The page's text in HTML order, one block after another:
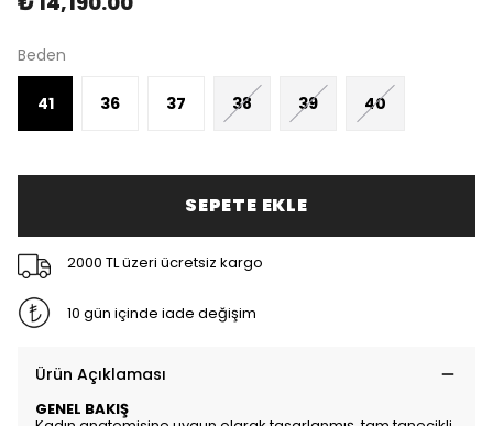
Beden
41 36 37 38 39 40
SEPETE EKLE
2000 TL üzeri ücretsiz kargo
10 gün içinde iade değişim
Ürün Açıklaması
GENEL BAKIŞ